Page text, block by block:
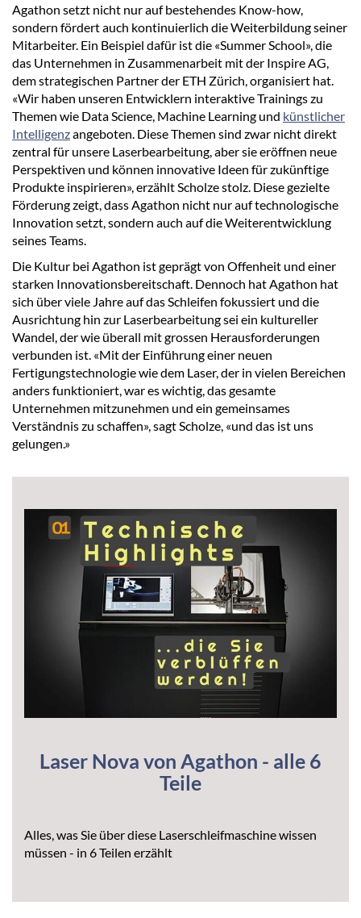
Agathon setzt nicht nur auf bestehendes Know-how,
sondern fördert auch kontinuierlich die Weiterbildung seiner
Mitarbeiter. Ein Beispiel dafür ist die «Summer School», die
das Unternehmen in Zusammenarbeit mit der Inspire AG,
dem strategischen Partner der ETH Zürich, organisiert hat.
«Wir haben unseren Entwicklern interaktive Trainings zu
Themen wie Data Science, Machine Learning und künstlicher
Intelligenzangeboten. Diese Themen sind zwar nicht direkt
zentral für unsere Laserbearbeitung, aber sie eröffnen neue
Perspektiven und können innovative Ideen für zukünftige
Produkte inspirieren», erzählt Scholze stolz. Diese gezielte
Förderung zeigt, dass Agathon nicht nur auf technologische
Innovation setzt, sondern auch auf die Weiterentwicklung
seines Teams.
Die Kultur bei Agathon ist geprägt von Offenheit und einer
starken Innovationsbereitschaft. Dennoch hat Agathon hat
sich über viele Jahre auf das Schleifen fokussiert und die
Ausrichtung hin zur Laserbearbeitung sei ein kultureller
Wandel, der wie überall mit grossen Herausforderungen
verbunden ist. «Mit der Einführung einer neuen
Fertigungstechnologie wie dem Laser, der in vielen Bereichen
anders funktioniert, war es wichtig, das gesamte
Unternehmen mitzunehmen und ein gemeinsames
Verständnis zu schaffen», sagt Scholze, «und das ist uns
gelungen.»
Laser Nova von Agathon - alle 6
Teile
Alles, was Sie über diese Laserschleifmaschine wissen
müssen - in 6 Teilen erzählt